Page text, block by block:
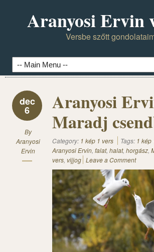
Aranyosi Ervin
Versbe szőtt
dec
6
By
Aranyosi
Ervin
Aranyosi
Maradj
Category: 1 kép 1 vers Tags: 1 kép
Aranyosi Ervin, falat, halat, horgász,
vers, vijjog Leave a Comment